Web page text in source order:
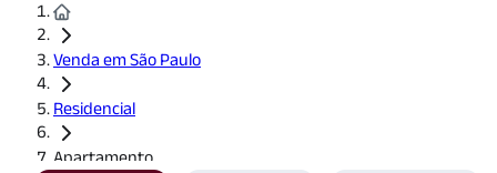
Venda em São Paulo
Residencial
Apartamento